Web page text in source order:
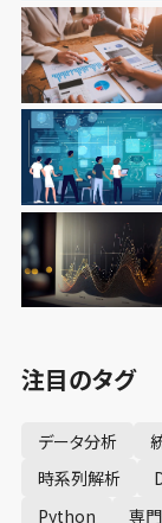
注目のタグ
データ分析
時系列解析
Python
専